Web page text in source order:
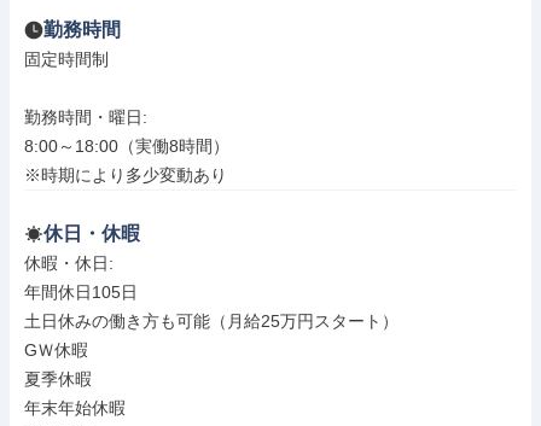
勤務時間
固定時間制
勤務時間・曜日:
8:00～18:00（実働8時間）
※時期により多少変動あり
休日・休暇
休暇・休日:
年間休日105日
土日休みの働き方も可能（月給25万円スタート）
GＷ休暇
夏季休暇
年末年始休暇